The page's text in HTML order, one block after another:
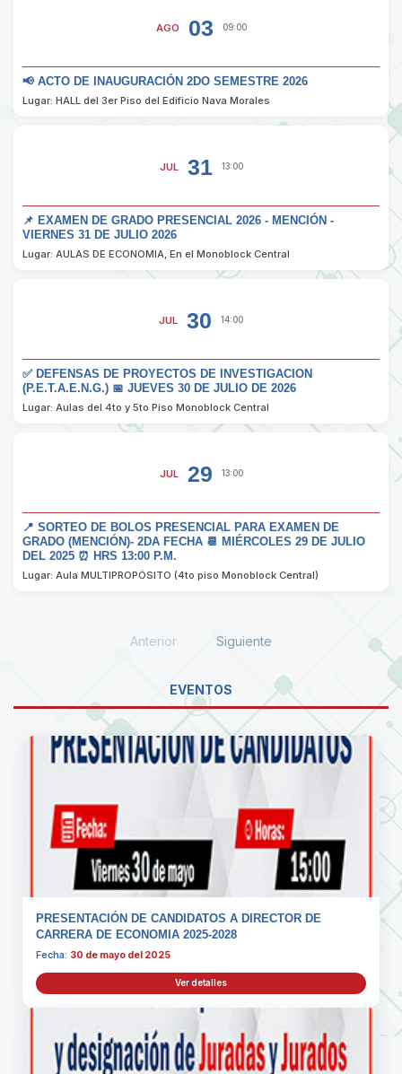
AGO 03 09:00
📢 ACTO DE INAUGURACIÓN 2DO SEMESTRE 2026
Lugar: HALL del 3er Piso del Edificio Nava Morales
JUL 31 13:00
📌 EXAMEN DE GRADO PRESENCIAL 2026 - MENCIÓN -
VIERNES 31 DE JULIO 2026
Lugar: AULAS DE ECONOMIA, En el Monoblock Central
JUL 30 14:00
✅ DEFENSAS DE PROYECTOS DE INVESTIGACION
(P.E.T.A.E.N.G.) 📅 JUEVES 30 DE JULIO DE 2026
Lugar: Aulas del 4to y 5to Piso Monoblock Central
JUL 29 13:00
📍 SORTEO DE BOLOS PRESENCIAL PARA EXAMEN DE
GRADO (MENCIÓN)- 2DA FECHA 📆 MIÉRCOLES 29 DE JULIO
DEL 2025 ⏰ HRS 13:00 P.M.
Lugar: Aula MULTIPROPÓSITO (4to piso Monoblock Central)
Anterior Siguiente
EVENTOS
PRESENTACIÓN DE CANDIDATOS A DIRECTOR DE
CARRERA DE ECONOMIA 2025-2028
Fecha: 30 de mayo del 2025
Ver detalles